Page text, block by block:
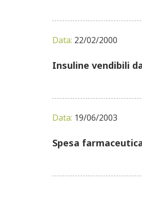
Data: 22/02/2000
Insuline vendibili
Data: 19/06/2003
Spesa